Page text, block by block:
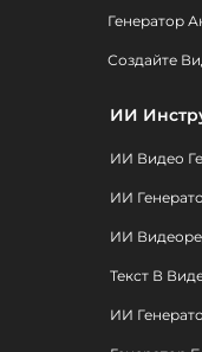
Генератор
Создайте
ИИ
ИИ Видео
ИИ
ИИ
Текст В
ИИ